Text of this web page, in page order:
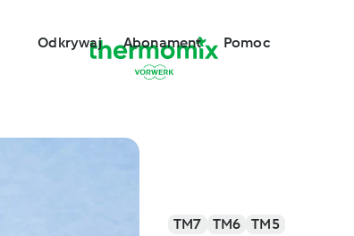
Odkrywaj Abonament Pomoc
TM7 TM6 TM5